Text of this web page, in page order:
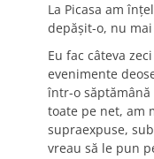
La Picasa am
depăşit-o, nu
Eu fac câteva
evenimente
într-o săptămână
toate pe net, am
supraexpuse,
vreau să le pun